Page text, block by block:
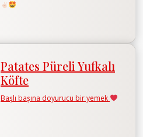
Patates Püreli Yufkalı
Köfte
Başlı başına doyurucu bir yemek